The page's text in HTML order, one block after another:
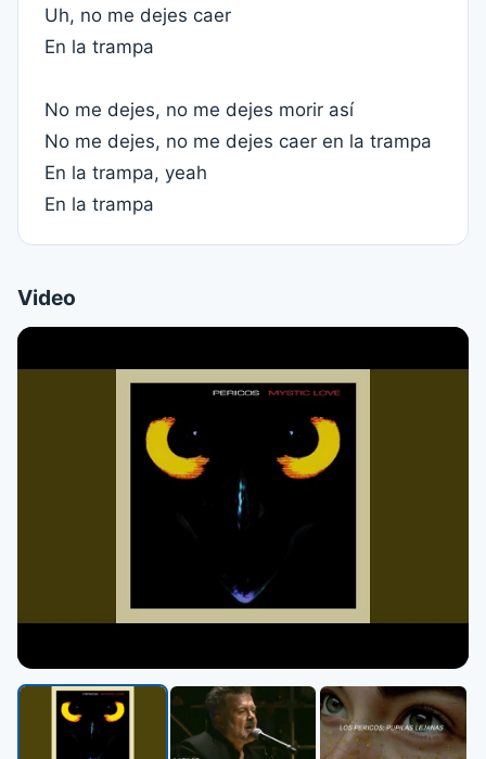
Uh, no me dejes caer
En la trampa
No me dejes, no me dejes morir así
No me dejes, no me dejes caer en la trampa
En la trampa, yeah
En la trampa
Video
▶